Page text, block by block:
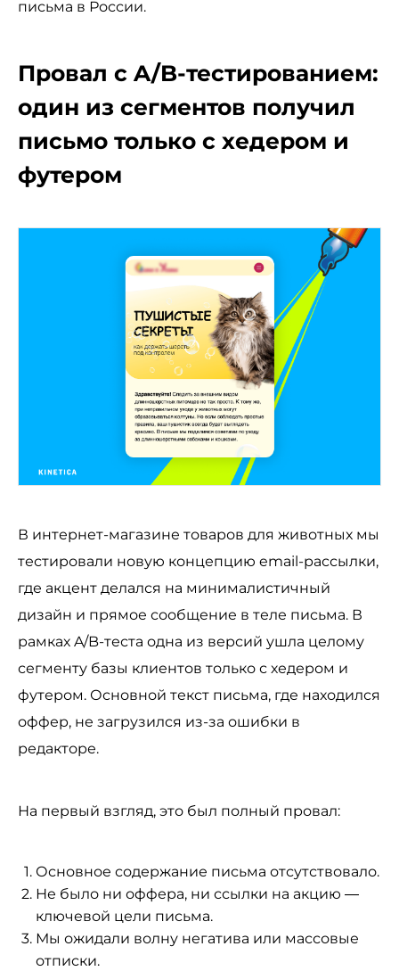
письма в России.
Провал с A/B-тестированием:
один из сегментов получил
письмо только с хедером и
футером
В интернет-магазине товаров для животных мы
тестировали новую концепцию email-рассылки,
где акцент делался на минималистичный
дизайн и прямое сообщение в теле письма. В
рамках A/B-теста одна из версий ушла целому
сегменту базы клиентов только с хедером и
футером. Основной текст письма, где находился
оффер, не загрузился из-за ошибки в
редакторе.
На первый взгляд, это был полный провал:
Основное содержание письма отсутствовало.
Не было ни оффера, ни ссылки на акцию —
ключевой цели письма.
Мы ожидали волну негатива или массовые
отписки.